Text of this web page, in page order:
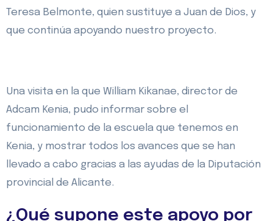
Teresa Belmonte, quien sustituye a Juan de Dios, y
que continúa apoyando nuestro proyecto.
Una visita en la que William Kikanae, director de
Adcam Kenia, pudo informar sobre el
funcionamiento de la escuela que tenemos en
Kenia, y mostrar todos los avances que se han
llevado a cabo gracias a las ayudas de la Diputación
provincial de Alicante.
¿Qué supone este apoyo por